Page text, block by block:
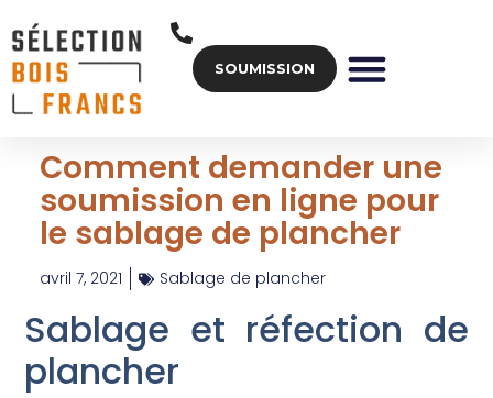
SOUMISSION
Comment demander une
soumission en ligne pour
le sablage de plancher
avril 7, 2021 Sablage de plancher
Sablage et réfection de
plancher